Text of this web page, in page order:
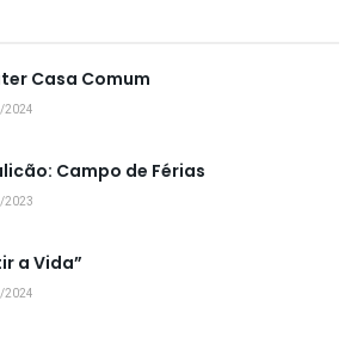
Casa Comum
2024
Campo de Férias
2023
a Vida”
2024